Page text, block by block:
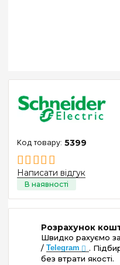
5399
Написати відгук
Розрахунок
Швидко рахуємо
/ Telegram
.
без втрати якості.